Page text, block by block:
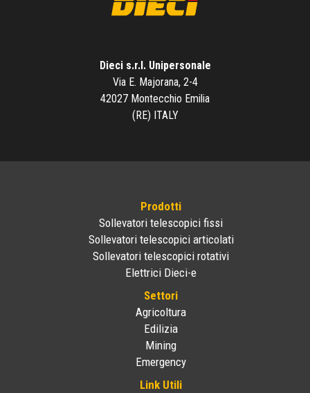
Dieci s.r.l. Unipersonale
Via E. Majorana, 2-4
42027 Montecchio Emilia
(RE) ITALY
Prodotti
Sollevatori telescopici fissi
Sollevatori telescopici articolati
Sollevatori telescopici rotativi
Elettrici Dieci-e
Settori
Agricoltura
Edilizia
Mining
Emergency
Link Utili